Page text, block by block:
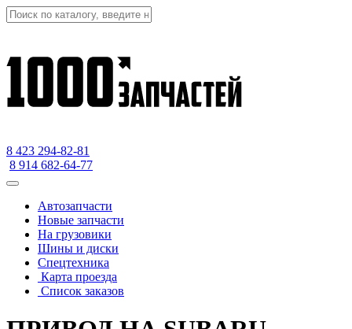
8 423 294-82-81
8 914 682-64-77
Автозапчасти
Новые запчасти
На грузовики
Шины и диски
Спецтехника
Карта проезда
Список заказов